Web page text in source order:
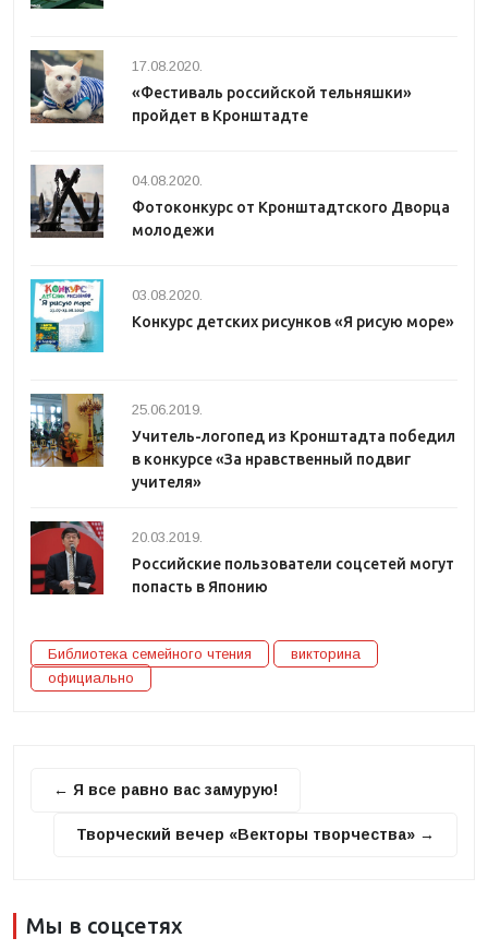
17.08.2020.
«Фестиваль российской тельняшки»
пройдет в Кронштадте
04.08.2020.
Фотоконкурс от Кронштадтского Дворца
молодежи
03.08.2020.
Конкурс детских рисунков «Я рисую море»
25.06.2019.
Учитель-логопед из Кронштадта победил
в конкурсе «За нравственный подвиг
учителя»
20.03.2019.
Российские пользователи соцсетей могут
попасть в Японию
Библиотека семейного чтения
викторина
официально
← Я все равно вас замурую!
Творческий вечер «Векторы творчества» →
Мы в соцсетях